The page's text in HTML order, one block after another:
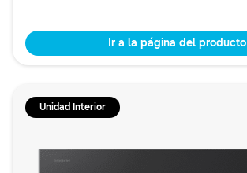
Ir a la página del producto
Unidad Interior